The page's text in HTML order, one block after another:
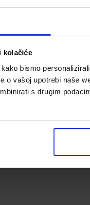
kolačiće
bismo
o vašoj upotrebi naše
s drugim
m2; korica 280 g./m2
moguć putem